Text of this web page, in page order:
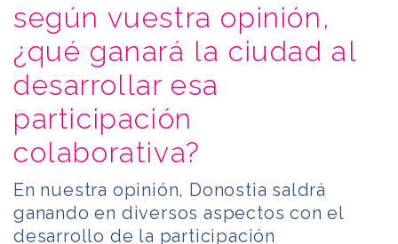
según vuestra opinión,
¿qué ganará la ciudad al
desarrollar esa
participación
colaborativa?
En nuestra opinión, Donostia saldrá
ganando en diversos aspectos con el
desarrollo de la participación